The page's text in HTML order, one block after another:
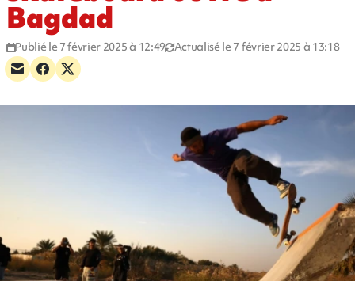
Bagdad
Publié le 7 février 2025 à 12:49 Actualisé le 7 février 2025 à 13:18